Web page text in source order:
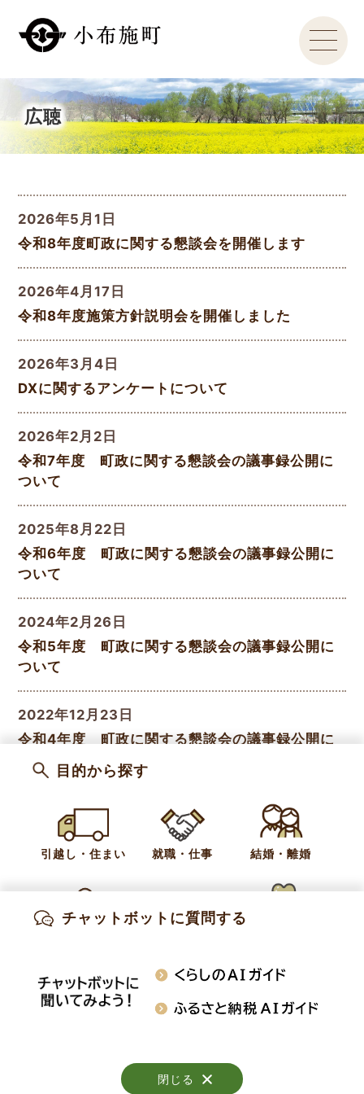
広聴
2026年5月1日
令和8年度町政に関する懇談会を開催します
2026年4月17日
令和8年度施策方針説明会を開催しました
2026年3月4日
DXに関するアンケートについて
2026年2月2日
令和7年度 町政に関する懇談会の議事録公開に
ついて
2025年8月22日
令和6年度 町政に関する懇談会の議事録公開に
ついて
2024年2月26日
令和5年度 町政に関する懇談会の議事録公開に
ついて
2022年12月23日
令和4年度 町政に関する懇談会の議事録公開に
ついて
2022年5月10日
令和3年度 町政に関する懇談会の議事録公開に
ついて
【私の意見箱】町政に関する意見・要望をお寄せ
知りたい情報を検索
閉じる
目的から探す
引越し・住まい 就職・仕事 結婚・離婚
閉じる
チャットボットに質問する
閉じる